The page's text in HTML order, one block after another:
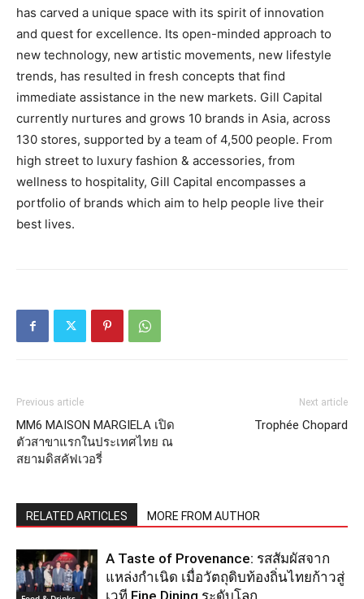
has carved a unique space with its spirit of innovation
and quest for excellence. Its open-minded approach to
new technology, new artistic movements, new lifestyle
trends, has resulted in fresh concepts that find
immediate assistance in the new markets. Gill Capital
currently nurtures and grows 10 brands in Asia, across
130 stores, supported by a team of 4,500 people. From
high street to luxury fashion & accessories, from
wellness to hospitality, Gill Capital encompasses a
portfolio of brands which aim to help people live their
best lives.
Previous article
MM6 MAISON MARGIELA เปิด
ตัวสาขาแรกในประเทศไทย ณ
สยามดิสคัฟเวอรี่
Next article
Trophée Chopard
RELATED ARTICLES MORE FROM AUTHOR
A Taste of Provenance: รสสัมผัสจาก
แหล่งกำเนิด เมื่อวัตถุดิบท้องถิ่นไทยก้าวสู่
เวที Fine Dining ระดับโลก